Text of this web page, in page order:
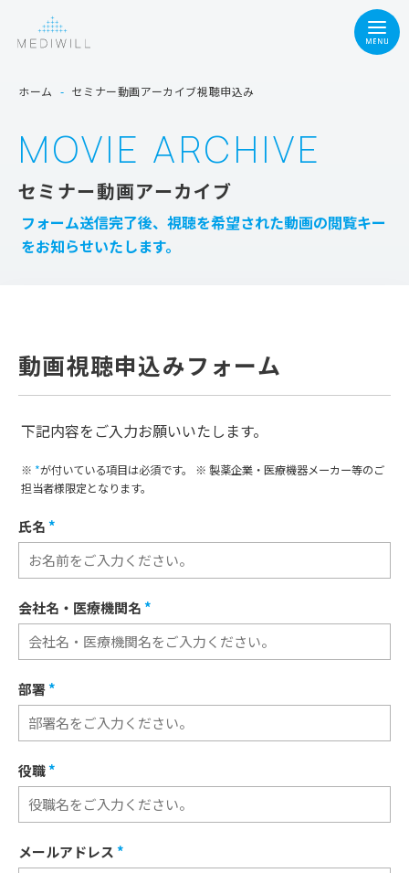
ホーム - セミナー動画アーカイブ視聴申込み
MOVIE ARCHIVE
セミナー動画アーカイブ
フォーム送信完了後、視聴を希望された動画の閲覧キー
をお知らせいたします。
動画視聴申込みフォーム
下記内容をご入力お願いいたします。
※ *が付いている項目は必須です。 ※ 製薬企業・医療機器メーカー等のご
担当者様限定となります。
氏名*
会社名・医療機関名*
部署*
役職*
メールアドレス*